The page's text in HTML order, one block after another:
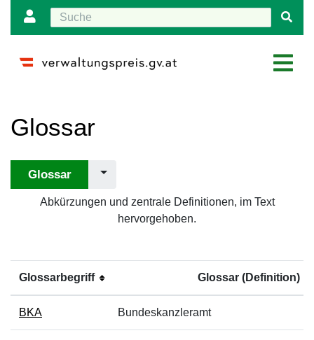
Glossar
Glossar
Abkürzungen und zentrale Definitionen, im Text
hervorgehoben.
Glossarbegriff Glossar (Definition)
BKA Bundeskanzleramt